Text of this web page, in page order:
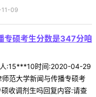
11-09
专硕考生分数是347分咱
人:15***10时间:2020-04-29
范大学新闻与传播专硕考
收调剂生吗回复内容:请查